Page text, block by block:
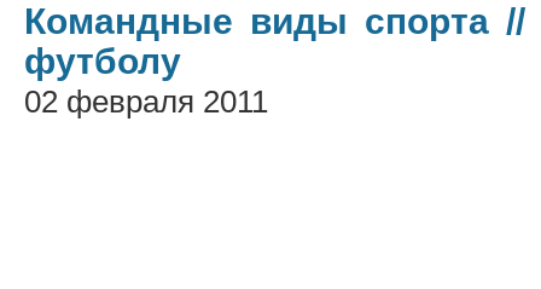
Командные виды спорта //
футболу
02 февраля 2011